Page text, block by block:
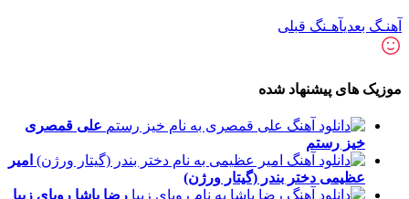
آهنـگ بعدیآهـنگ قبلی
موزیک های پیشنهاد شده
علی قمصری
خیز رستم
امیر
عظیمی دختر بندر (گیتار ورژن)
رضا پاشا رویای زیبا